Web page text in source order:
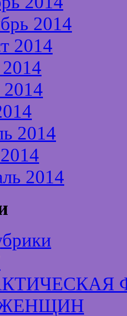
2014
2014
2014
2014